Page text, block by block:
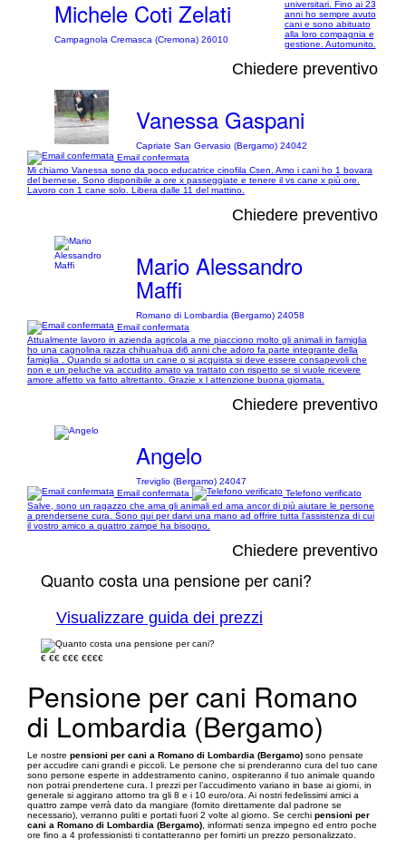
Michele Coti Zelati
Campagnola Cremasca (Cremona) 26010
universitari. Fino ai 23
anni ho sempre avuto
cani e sono abituato
alla loro compagnia e
gestione. Automunito.
Chiedere preventivo
Vanessa Gaspani
Capriate San Gervasio (Bergamo) 24042
Email confermata
Mi chiamo Vanessa sono da poco educatrice cinofila Csen. Amo i cani ho 1 bovara
del bernese. Sono disponibile a ore x passeggiate e tenere il vs cane x più ore.
Lavoro con 1 cane solo. Libera dalle 11 del mattino.
Chiedere preventivo
Mario Alessandro
Maffi
Romano di Lombardia (Bergamo) 24058
Email confermata
Attualmente lavoro in azienda agricola a me piacciono molto gli animali in famiglia
ho una cagnolina razza chihuahua di6 anni che adoro fa parte integrante della
famiglia . Quando si adotta un cane o si acquista si deve essere consapevoli che
non e un peluche va accudito amato va trattato con rispetto se si vuole ricevere
amore affetto va fatto altrettanto. Grazie x l attenzione buona giornata.
Chiedere preventivo
Angelo
Treviglio (Bergamo) 24047
Email confermata
Telefono verificato
Salve, sono un ragazzo che ama gli animali ed ama ancor di più aiutare le persone
a prendersene cura. Sono qui per darvi una mano ad offrire tutta l'assistenza di cui
il vostro amico a quattro zampe ha bisogno.
Chiedere preventivo
Quanto costa una pensione per cani?
Visualizzare guida dei prezzi
€ €€ €€€ €€€€
Pensione per cani Romano
di Lombardia (Bergamo)
Le nostre pensioni per cani a Romano di Lombardia (Bergamo) sono pensate
per accudire cani grandi e piccoli. Le persone che si prenderanno cura del tuo cane
sono persone esperte in addestramento canino, ospiteranno il tuo animale quando
non potrai prendertene cura. I prezzi per l’accudimento variano in base ai giorni, in
generale si aggirano attorno tra gli 8 e i 10 euro/ora. Ai nostri fedelissimi amici a
quattro zampe verrà dato da mangiare (fornito direttamente dal padrone se
necessario), verranno puliti e portati fuori 2 volte al giorno. Se cerchi pensioni per
cani a Romano di Lombardia (Bergamo) , informati senza impegno ed entro poche
ore fino a 4 professionisti ti contatteranno per fornirti un prezzo personalizzato.